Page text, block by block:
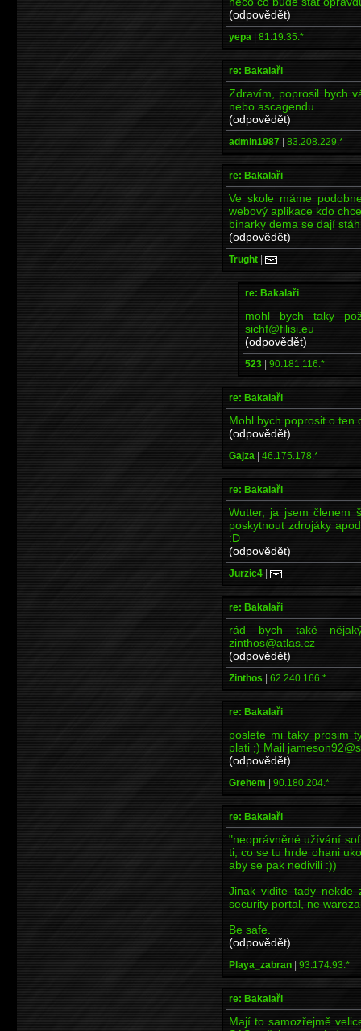
(odpovědět)
yepa | 81.19.35.*
re: Bakalaři
Zdravím, poprosil bych
nebo ascagendu.
(odpovědět)
admin1987 | 83.208.229.*
re: Bakalaři
Ve skole máme
webový aplikace kdo
binarky dema se dají
(odpovědět)
Trught |
re: Bakalaři
mohl bych taky
sichf@filisi.eu
(odpovědět)
523 | 90.181.116.*
re: Bakalaři
Mohl bych poprosit o ten
(odpovědět)
Gajza | 46.175.178.*
re: Bakalaři
Wutter, ja jsem členem
poskytnout zdrojáky
:D
(odpovědět)
Jurzic4 |
re: Bakalaři
rád bych také
zinthos@atlas.cz
(odpovědět)
Zinthos | 62.240.166.*
re: Bakalaři
poslete mi taky prosim
plati ;) Mail
(odpovědět)
Grehem | 90.180.204.*
re: Bakalaři
"neoprávněné užívání
ti, co se tu hrde ohani
aby se pak nedivili :))
Jinak vidite tady nekde
security portal, ne
Be safe.
(odpovědět)
Playa_zabran | 93.174.93.*
re: Bakalaři
Mají to samozřejmě